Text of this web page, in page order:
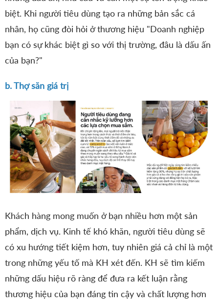
biệt. Khi người tiêu dùng tạo ra những bản sắc cá
nhân, họ cũng đòi hỏi ở thương hiệu "Doanh nghiệp
bạn có sự khác biệt gì so với thị trường, đâu là dấu ấn
của bạn?"
b. Thợ săn giá trị
Khách hàng mong muốn ở bạn nhiều hơn một sản
phẩm, dịch vụ. Kinh tế khó khăn, người tiêu dùng sẽ
có xu hướng tiết kiệm hơn, tuy nhiên giá cả chỉ là một
trong những yếu tố mà KH xét đến. KH sẽ tìm kiếm
những dấu hiệu rõ ràng để đưa ra kết luận rằng
thương hiệu của bạn đáng tin cậy và chất lượng hơn